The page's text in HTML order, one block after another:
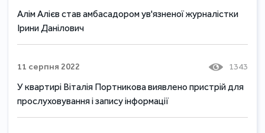
Алім Алієв став амбасадором ув'язненої журналістки
Ірини Данілович
11 серпня 2022 1343
У квартирі Віталія Портникова виявлено пристрій для
прослуховування і запису інформації